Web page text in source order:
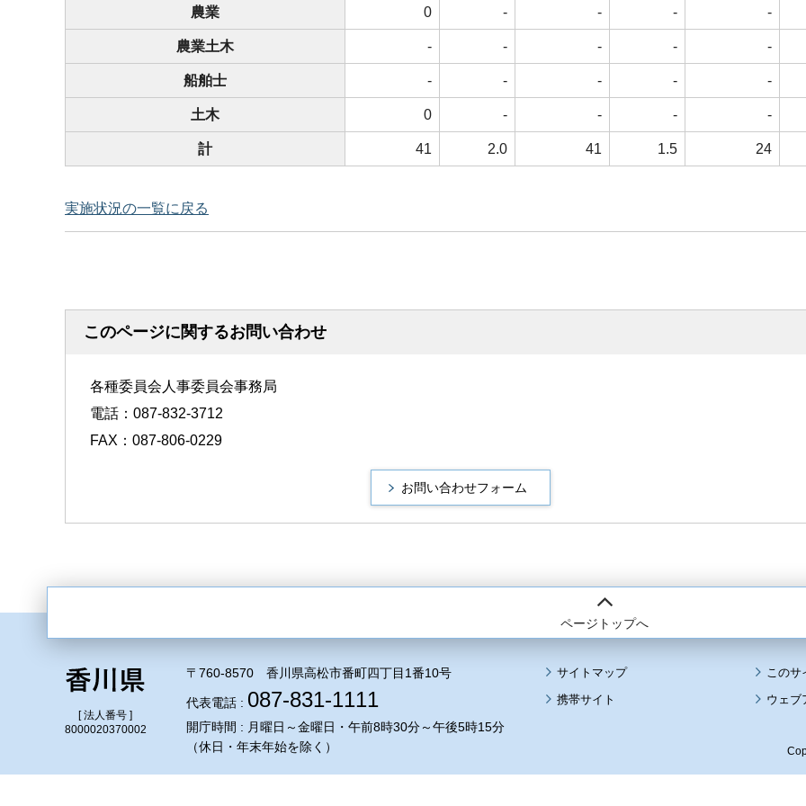
農業 0 - - - -
農業土木 - - - - -
船舶士 - - - - -
土木 0 - - - -
計 41 2.0 41 1.5 24
実施状況の一覧に戻る
このページに関するお問い合わせ
各種委員会人事委員会事務局
電話：087-832-3712
FAX：087-806-0229
ページトップへ
[ 法人番号 ]
8000020370002
〒760-8570 香川県高松市番町四丁目1番10号
代表電話 : 087-831-1111
開庁時間 : 月曜日～金曜日・午前8時30分～午後5時15分
（休日・年末年始を除く）
サイトマップ
このサ
携帯サイト
ウェブ